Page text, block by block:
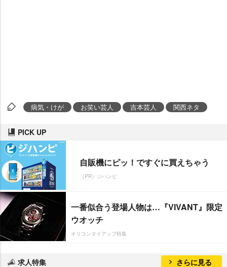
病気・けが お笑い芸人 吉本芸人 関西ネタ
PICK UP
自販機にピッ！ですぐに買えちゃう
（PR）ジハンピ
一番似合う登場人物は…『VIVANT』限定
ウオッチ
オリコンタイアップ特集
求人特集 さらに見る